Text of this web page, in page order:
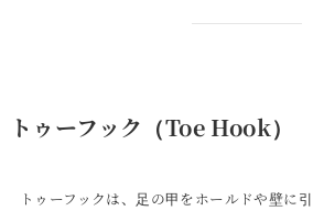
トゥーフック（Toe Hook）
トゥーフックは、足の甲をホールドや壁に